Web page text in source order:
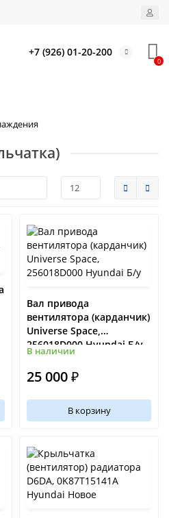
+7 (926) 01-20-200
0
Вал привода
вентилятора (карданчик)
Universe Space,
256018D000 Hyundai Б/у
В наличии
25 000 ₽
В корзину